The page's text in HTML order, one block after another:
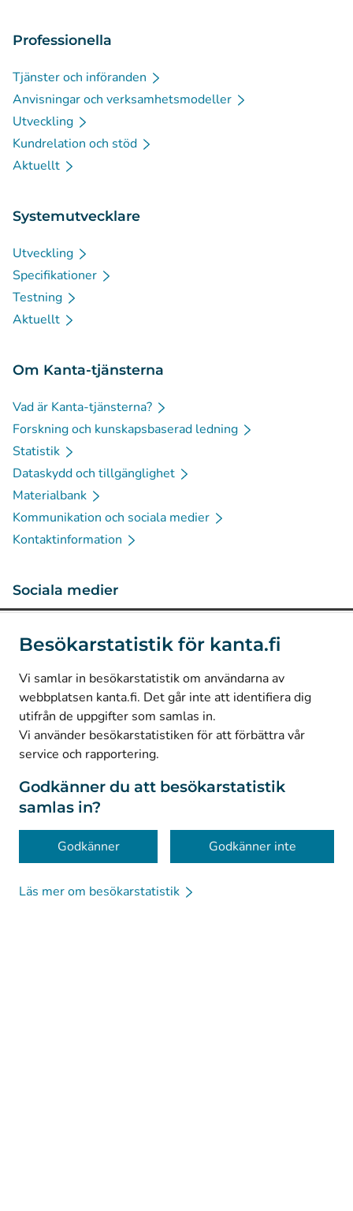
Besökarstatistik för kanta.fi
Vi samlar in besökarstatistik om användarna av
webbplatsen kanta.fi. Det går inte att identifiera dig
utifrån de uppgifter som samlas in.
Vi använder besökarstatistiken för att förbättra vår
service och rapportering.
Godkänner du att besökarstatistik
samlas in?
Godkänner Godkänner inte
Läs mer om besökarstatistik
Professionella
Tjänster och införanden
Anvisningar och verksamhetsmodeller
Utveckling
Kundrelation och stöd
Aktuellt
Systemutvecklare
Utveckling
Specifikationer
Testning
Aktuellt
Om Kanta-tjänsterna
Vad är Kanta-tjänsterna?
Forskning och kunskapsbaserad ledning
Statistik
Dataskydd och tillgänglighet
Materialbank
Kommunikation och sociala medier
Kontaktinformation
Sociala medier
LinkedIn(Avautuu uuteen välilehteen)
Facebook
Avautuu uuteen välilehteen)
© Kanta-Palvelut, Kansaneläkelaitos
Dataskydd
Om webbplatsen
Tillgänglighet
Kakor